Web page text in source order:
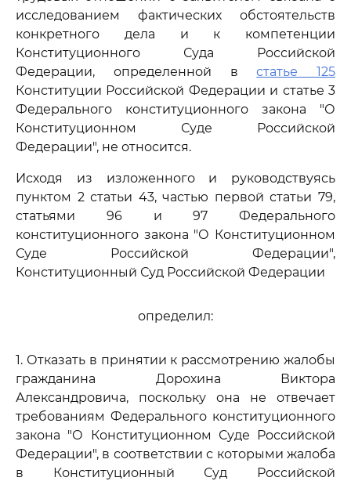
исследованием фактических обстоятельств
конкретного дела и к компетенции
Конституционного Суда Российской
Федерации, определенной встатье 125
Конституции Российской Федерации и статье 3
Федерального конституционного закона "О
Конституционном Суде Российской
Федерации", не относится.
Исходя из изложенного и руководствуясь
пунктом 2 статьи 43, частью первой статьи 79,
статьями 96 и 97 Федерального
конституционного закона "О Конституционном
Суде Российской Федерации",
Конституционный Суд Российской Федерации
определил:
1. Отказать в принятии к рассмотрению жалобы
гражданина Дорохина Виктора
Александровича, поскольку она не отвечает
требованиям Федерального конституционного
закона "О Конституционном Суде Российской
Федерации", в соответствии с которыми жалоба
в Конституционный Суд Российской